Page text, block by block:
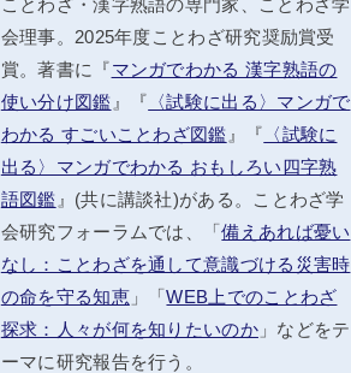
ことわざ・漢字熟語の専門家、ことわざ学
会理事。2025年度ことわざ研究奨励賞受
賞。著書に『マンガでわかる 漢字熟語の
使い分け図鑑 』『 〈試験に出る〉マンガで
わかる すごいことわざ図鑑 』『 〈試験に
出る〉マンガでわかる おもしろい四字熟
語図鑑 』(共に講談社)がある。ことわざ学
会研究フォーラムでは、「備えあれば憂い
なし：ことわざを通して意識づける災害時
の命を守る知恵」「WEB上でのことわざ
探求：人々が何を知りたいのか」などをテ
ーマに研究報告を行う。